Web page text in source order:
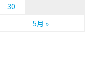
5月 »
30